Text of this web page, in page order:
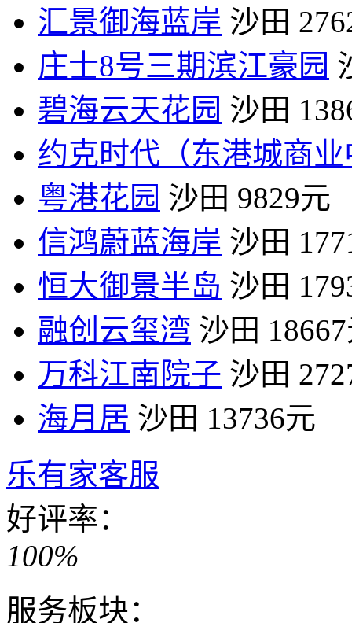
汇景御海蓝岸 沙田
庄士8号三期滨江豪园
碧海云天花园 沙田
约克时代（东港城商
粤港花园 沙田 9829元
信鸿蔚蓝海岸 沙田
恒大御景半岛 沙田
融创云玺湾 沙田
万科江南院子 沙田
海月居 沙田 13736元
乐有家客服
好评率：
100%
服务板块：